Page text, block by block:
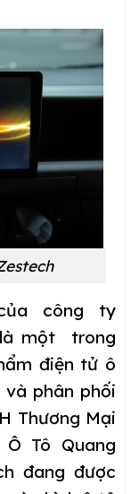
công ty
là một trong
điện tử ô
phân phối
Thương Mại
Tô Quang
đang được